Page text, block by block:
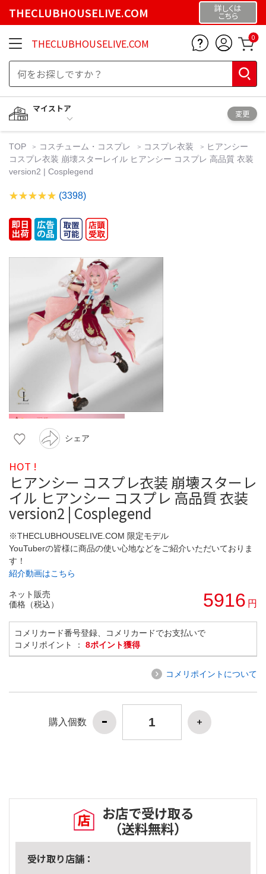
THECLUBHOUSELIVE.COM 詳しくは
こちら
THECLUBHOUSELIVE.COM 0
マイストア
変更
TOP コスチューム・コスプレ コスプレ衣装
ヒアンシー
コスプレ衣装 崩壊スターレイル ヒアンシー コスプレ 高品質 衣装
version2 | Cosplegend
(3398)
シェア
HOT !
ヒアンシー コスプレ衣装 崩壊スターレ
イル ヒアンシー コスプレ 高品質 衣装
version2 | Cosplegend
※THECLUBHOUSELIVE.COM 限定モデル
YouTuberの皆様に商品の使い心地などをご紹介いただいておりま
す！
紹介動画はこちら
ネット販売
価格（税込）
5916 円
コメリカード番号登録、コメリカードでお支払いで
コメリポイント ： 8ポイント獲得
コメリポイントについて
購入個数
お店で受け取る
（送料無料）
受け取り店舗：